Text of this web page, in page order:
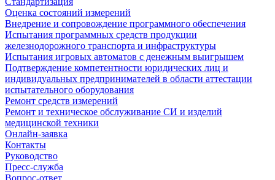
Оценка состояний измерений
Внедрение и сопровождение программного обеспечения
Испытания программных средств продукции
железнодорожного транспорта и инфраструктуры
Испытания игровых автоматов с денежным выигрышем
Подтверждение компетентности юридических лиц и
индивидуальных предпринимателей в области аттестации
испытательного оборудования
Ремонт средств измерений
Ремонт и техническое обслуживание СИ и изделий
медицинской техники
Онлайн-заявка
Контакты
Руководство
Пресс-служба
Вопрос-ответ